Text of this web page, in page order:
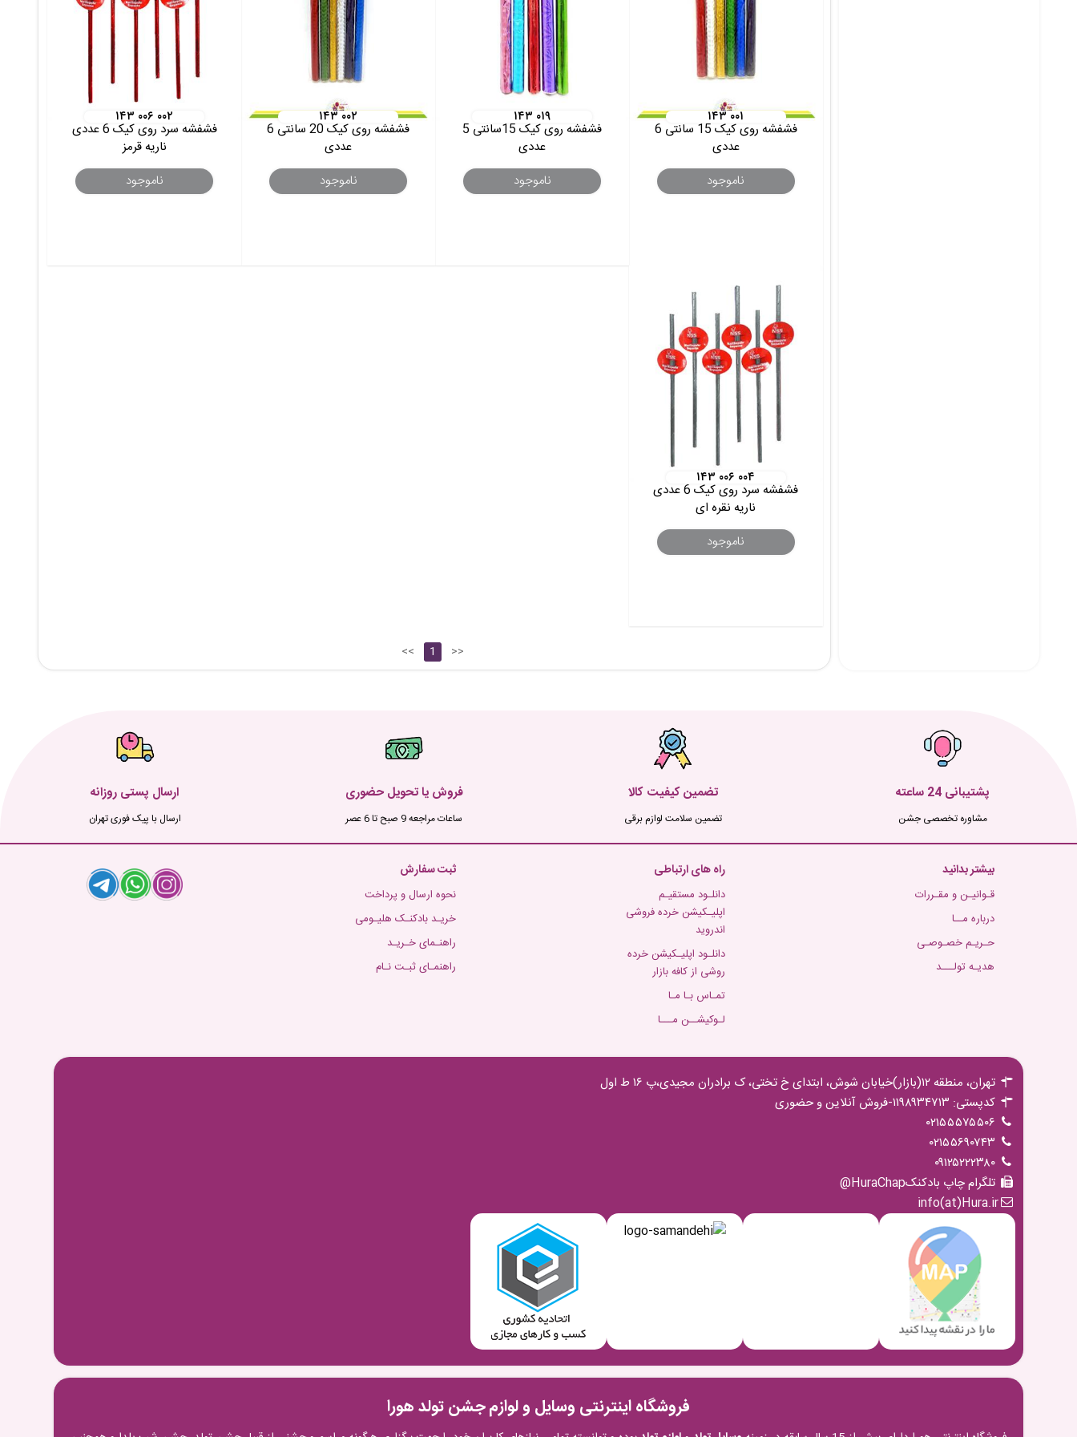
۱۴۳ ۰۰۱
فشفشه روی کیک 15 سانتی 6
عددی
ناموجود
۱۴۳ ۰۱۹
فشفشه روی کیک 15سانتی 5
عددی
ناموجود
۱۴۳ ۰۰۲
فشفشه روی کیک 20 سانتی 6
عددی
ناموجود
۱۴۳ ۰۰۶ ۰۰۲
فشفشه سرد روی کیک 6 عددی
ناریه قرمز
ناموجود
۱۴۳ ۰۰۶ ۰۰۴
فشفشه سرد روی کیک 6 عددی
ناریه نقره ای
ناموجود
<< 1 >>
پشتیبانی 24 ساعته
مشاوره تخصصی جشن
تضمین کیفیت کالا
تضمین سلامت لوازم برقی
فروش یا تحویل حضوری
ساعات مراجعه 9 صبح تا 6 عصر
ارسال پستی روزانه
ارسال با پیک فوری تهران
بیشتر بدانید
قـوانیـن و مقـررات
درباره مــا
حـریـم خصـوصـی
هدیـه تولـــد
راه های ارتباطی
دانلـود مستقیـم
اپلیـکیشن خرده فروشی
اندروید
دانلـود اپلیـکیشن خرده
روشی از کافه بازار
تمـاس بـا مـا
لـوکیشــن مـــا
ثبت سفارش
نحوه ارسال و پرداخت
خریـد بادکنـک هلیـومی
راهنـمای خـریـد
راهنمـای ثبـت نـام
تهران، منطقه ۱۲(بازار)خیابان شوش، ابتدای خ تختی، ک برادران مجیدی،پ ۱۶ ط اول
کدپستی: ۱۱۹۸۹۳۴۷۱۳-فروش آنلاین و حضوری
۰۲۱۵۵۵۷۵۵۰۶
۰۲۱۵۵۶۹۰۷۴۳
۰۹۱۲۵۲۲۲۳۸۰
تلگرام چاپ بادکنکHuraChap@
info(at)Hura.ir
فروشگاه اینترنتی وسایل و لوازم جشن تولد هورا